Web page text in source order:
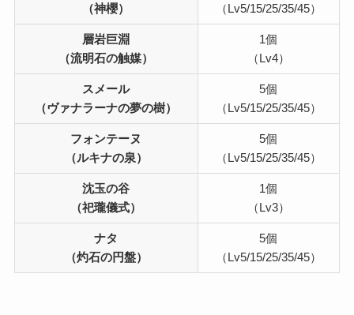
（神櫻）
（Lv5/15/25/35/45）
層岩巨淵
（流明石の触媒）
1個
（Lv4）
スメール
（ヴァナラーナの夢の樹）
5個
（Lv5/15/25/35/45）
フォンテーヌ
（ルキナの泉）
5個
（Lv5/15/25/35/45）
沈玉の谷
（祀瓏儀式）
1個
（Lv3）
ナタ
（灼石の円盤）
5個
（Lv5/15/25/35/45）